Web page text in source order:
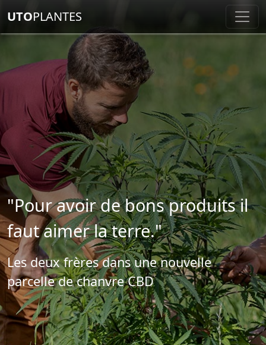
UTOPLANTES
"Pour avoir de bons produits il
faut aimer la terre."
Les deux frères dans une nouvelle
parcelle de chanvre CBD